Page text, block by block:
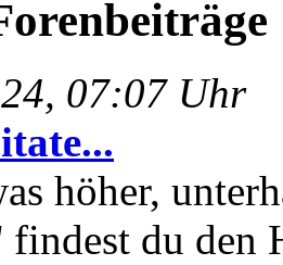
07:07 Uhr
höher,
findest du den